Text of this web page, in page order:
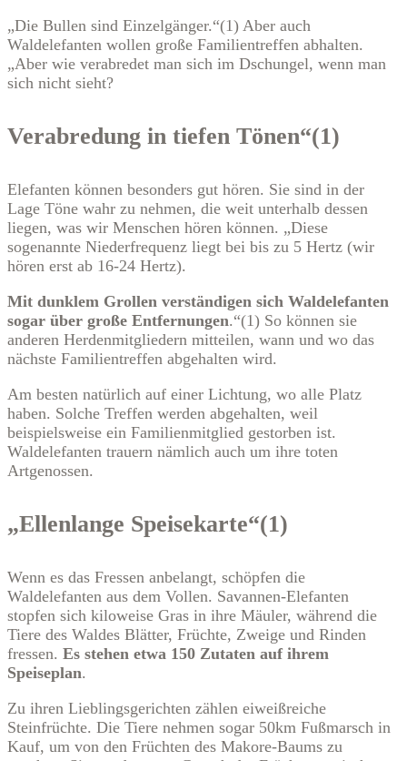
„Die Bullen sind Einzelgänger.“(1) Aber auch
Waldelefanten wollen große Familientreffen abhalten.
„Aber wie verabredet man sich im Dschungel, wenn man
sich nicht sieht?
Verabredung in tiefen Tönen“(1)
Elefanten können besonders gut hören. Sie sind in der
Lage Töne wahr zu nehmen, die weit unterhalb dessen
liegen, was wir Menschen hören können. „Diese
sogenannte Niederfrequenz liegt bei bis zu 5 Hertz (wir
hören erst ab 16-24 Hertz).
Mit dunklem Grollen verständigen sich Waldelefanten
sogar über große Entfernungen.“(1) So können sie
anderen Herdenmitgliedern mitteilen, wann und wo das
nächste Familientreffen abgehalten wird.
Am besten natürlich auf einer Lichtung, wo alle Platz
haben. Solche Treffen werden abgehalten, weil
beispielsweise ein Familienmitglied gestorben ist.
Waldelefanten trauern nämlich auch um ihre toten
Artgenossen.
„Ellenlange Speisekarte“(1)
Wenn es das Fressen anbelangt, schöpfen die
Waldelefanten aus dem Vollen. Savannen-Elefanten
stopfen sich kiloweise Gras in ihre Mäuler, während die
Tiere des Waldes Blätter, Früchte, Zweige und Rinden
fressen. Es stehen etwa 150 Zutaten auf ihrem
Speiseplan.
Zu ihren Lieblingsgerichten zählen eiweißreiche
Steinfrüchte. Die Tiere nehmen sogar 50km Fußmarsch in
Kauf, um von den Früchten des Makore-Baums zu